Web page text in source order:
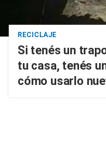
RECICLAJE
Si tenés un
tu casa, tenés
cómo usarlo